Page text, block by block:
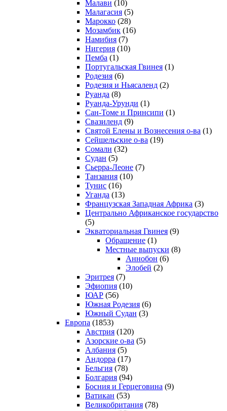
Малави (10)
Малагасия (5)
Марокко (28)
Мозамбик (16)
Намибия (7)
Нигерия (10)
Пемба (1)
Португальская Гвинея (1)
Родезия (6)
Родезия и Ньясаленд (2)
Руанда (8)
Руанда-Урунди (1)
Сан-Томе и Принсипи (1)
Свазиленд (9)
Святой Елены и Вознесения о-ва (1)
Сейшельские о-ва (19)
Сомали (32)
Судан (5)
Сьерра-Леоне (7)
Танзания (10)
Тунис (16)
Уганда (13)
Французская Западная Африка (3)
Центрально Африканское государство
(5)
Экваториальная Гвинея (9)
Обращение (1)
Местные выпуски (8)
Аннобон (6)
Элобей (2)
Эритрея (7)
Эфиопия (10)
ЮАР (56)
Южная Родезия (6)
Южный Судан (3)
Европа (1853)
Австрия (120)
Азорские о-ва (5)
Албания (5)
Андорра (17)
Бельгия (78)
Болгария (94)
Босния и Герцеговина (9)
Ватикан (53)
Великобритания (78)